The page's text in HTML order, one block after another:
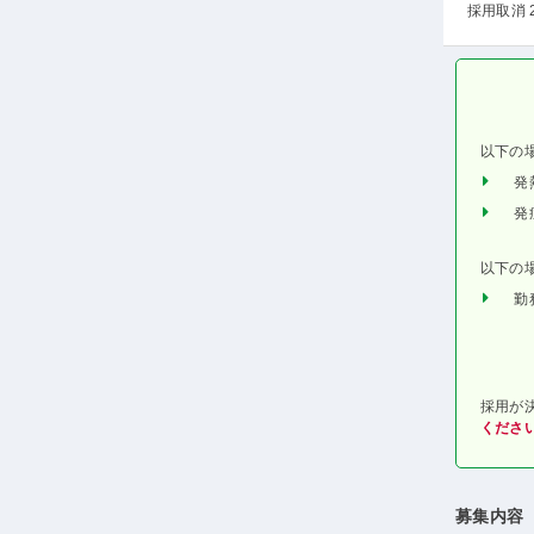
採用取消
以下の
発
発
以下の
勤
採用が
くださ
募集内容